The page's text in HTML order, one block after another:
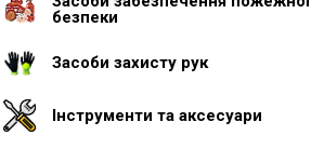
безпеки
Засоби захисту рук
Інструменти та аксесуари